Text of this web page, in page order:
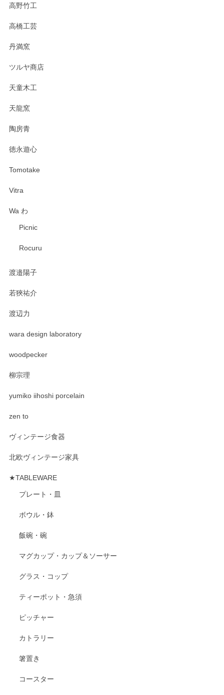
高野竹工
高橋工芸
丹満窯
ツルヤ商店
天童木工
天龍窯
陶房青
徳永遊心
Tomotake
Vitra
Wa わ
Picnic
Rocuru
渡邉陽子
若狹祐介
渡辺力
wara design laboratory
woodpecker
柳宗理
yumiko iihoshi porcelain
zen to
ヴィンテージ食器
北欧ヴィンテージ家具
★TABLEWARE
プレート・皿
ボウル・鉢
飯碗・碗
マグカップ・カップ＆ソーサー
グラス・コップ
ティーポット・急須
ピッチャー
カトラリー
箸置き
コースター